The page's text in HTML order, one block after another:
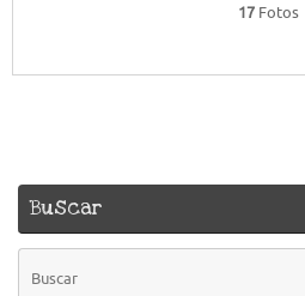
17Fotos
Buscar